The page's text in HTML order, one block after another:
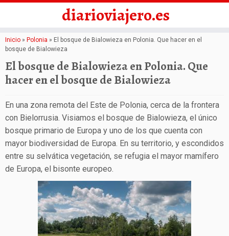
Saltar
al
contenido
diarioviajero.es
Inicio » Polonia » El bosque de Bialowieza en Polonia. Que hacer en el
bosque de Bialowieza
El bosque de Bialowieza en Polonia. Que
hacer en el bosque de Bialowieza
En una zona remota del Este de Polonia, cerca de la frontera
con Bielorrusia. Visiamos el bosque de Bialowieza, el único
bosque primario de Europa y uno de los que cuenta con
mayor biodiversidad de Europa. En su territorio, y escondidos
entre su selvática vegetación, se refugia el mayor mamífero
de Europa, el bisonte europeo.